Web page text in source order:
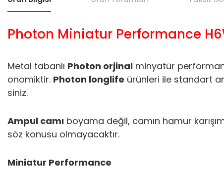
Photon Miniatur Performance
Metal tabanlı Photon orjinal minyatür
onomiktir. Photon longlife ürünleri ile standart
siniz.
Ampul camı boyama değil, camın hamur
söz konusu olmayacaktır.
Miniatur Performance